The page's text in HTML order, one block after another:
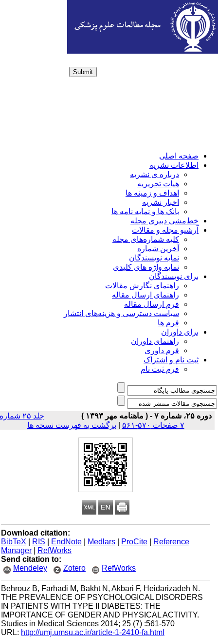
Submit
صفحه اصلی
اطلاعات نشریه
درباره ی نشریه
هیات تحریریه
اهداف و زمینه ها
اخبار نشریه
بانک ها و نمایه نامه ها
خط‌مشی دبیری مجله
آرشیو مجله و مقالات
کلیه شماره‌های مجله
آخرین شماره
نمایه نویسندگان
نمایه واژه های کلیدی
برای نویسندگان
راهنمای نگارش مقالات
راهنمای ارسال مقاله
فرم ارسال مقاله
سیاست دسترسی و هزینه‌های انتشار
فرم ها
برای داوران
راهنمای داوران
فرم داوری
ثبت نام و اشتراک
فرم ثبت نام
دوره ۲۵، شماره ۷ - ( ماهنامه مهر ۱۳۹۳ )
جلد ۲۵ شماره
| برگشت به فهرست نسخه ها
Download citation:
BibTeX
| RIS |EndNote |Medlars |ProCite |Reference
Manager
|RefWorks
Send citation to:
Mendeley
Zotero RefWorks
Behrouz B, Farhadi M, Bakht N, Akbari F, Heidarizadeh N.
THE PREVALENCE OF PSYCHOLOGICAL DISORDERS
IN PATIENTS WITH TYPE II DIABETES: THE
IMPORTANCE OF GENDER AND PHYSICAL ACTIVITY.
Studies in Medical Sciences 2014; 25 (7) :561-570
URL:http://umj.umsu.ac.ir/article-1-2410-fa.html